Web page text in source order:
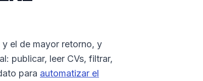
y el de mayor retorno, y
publicar, leer CVs, filtrar,
para automatizar el